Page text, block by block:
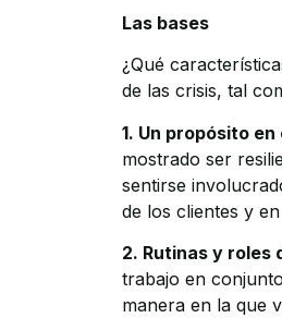
Las bases
¿Qué
de las crisis, tal
1. Un propósito en
mostrado ser
sentirse
de los clientes y
2. Rutinas y roles
trabajo en
manera en la que